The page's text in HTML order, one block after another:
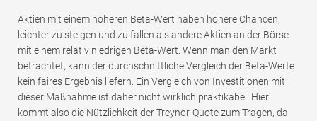
Aktien mit einem höheren Beta-Wert haben höhere Chancen,
leichter zu steigen und zu fallen als andere Aktien an der Börse
mit einem relativ niedrigen Beta-Wert. Wenn man den Markt
betrachtet, kann der durchschnittliche Vergleich der Beta-Werte
kein faires Ergebnis liefern. Ein Vergleich von Investitionen mit
dieser Maßnahme ist daher nicht wirklich praktikabel. Hier
kommt also die Nützlichkeit der Treynor-Quote zum Tragen, da